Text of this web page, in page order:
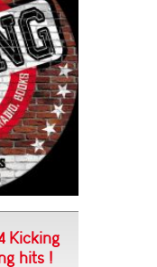
Kicking
hits !